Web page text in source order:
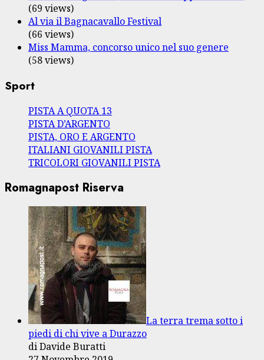
(69 views)
Al via il Bagnacavallo Festival
(66 views)
Miss Mamma, concorso unico nel suo genere
(58 views)
Sport
PISTA A QUOTA 13
PISTA D’ARGENTO
PISTA, ORO E ARGENTO
ITALIANI GIOVANILI PISTA
TRICOLORI GIOVANILI PISTA
Romagnapost Riserva
La terra trema sotto i
piedi di chi vive a Durazzo
di Davide Buratti